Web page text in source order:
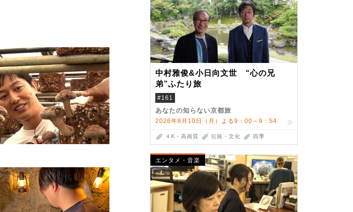
中村雅俊&小日向文世 “心の兄
弟”ふたり旅
#161
あなたの知らない京都旅
2026年8月10日（月）よる9：00～9：54
４K・高画質 伝統・文化 四季
エンタメ・音楽